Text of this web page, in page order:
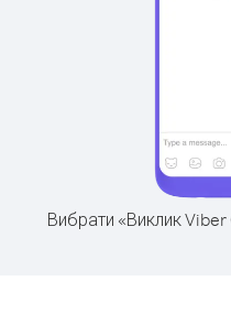
Вибрати «Виклик